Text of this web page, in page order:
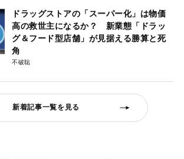
ドラッグストアの「スーパー化」は物価
高の救世主になるか？ 新業態「ドラッ
グ＆フード型店舗」が見据える勝算と死
角
不破聡
新着記事一覧を見る